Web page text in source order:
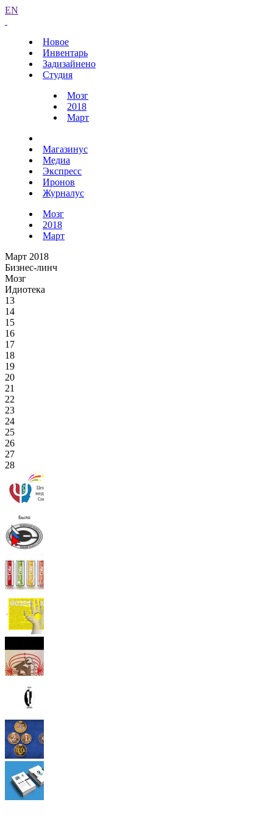
EN
Новое
Инвентарь
Задизайнено
Студия
Мозг
2018
Март
Магазинус
Медиа
Экспресс
Иронов
Журналус
Мозг
2018
Март
Март 2018
Бизнес-линч
Мозг
Идиотека
13
14
15
16
17
18
19
20
21
22
23
24
25
26
27
28